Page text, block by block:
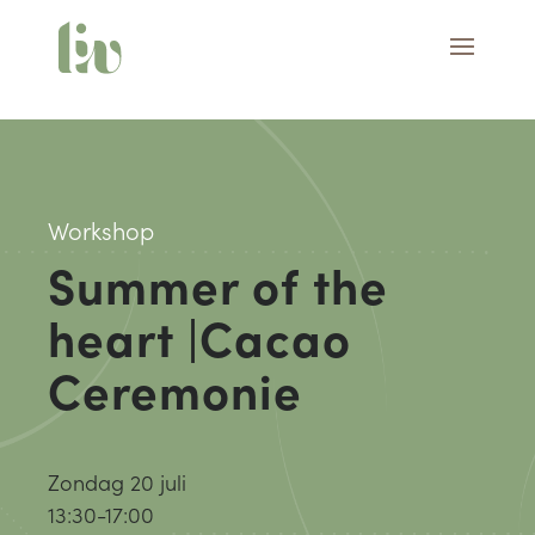
Workshop
Summer of the
heart |Cacao
Ceremonie
Zondag 20 juli
13:30-17:00